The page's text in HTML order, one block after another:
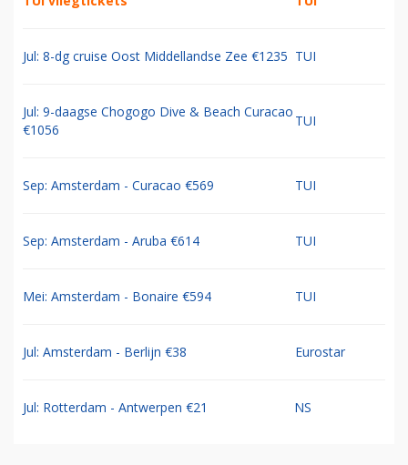
Jul: 8-dg cruise Oost Middellandse Zee €1235 TUI
Jul: 9-daagse Chogogo Dive & Beach Curacao
€1056
TUI
Sep: Amsterdam - Curacao €569 TUI
Sep: Amsterdam - Aruba €614 TUI
Mei: Amsterdam - Bonaire €594 TUI
Jul: Amsterdam - Berlijn €38 Eurostar
Jul: Rotterdam - Antwerpen €21 NS